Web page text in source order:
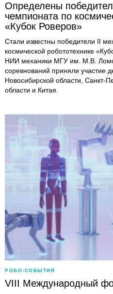
Определены
чемпионата по
«Кубок Роверов»
Стали известны победители II
космической робототехнике
НИИ механики МГУ им. М.В.
соревнований приняли участие
Новосибирской области, Санкт-
области и Китая.
РОБО-СОБЫТИЯ
VIII Международный